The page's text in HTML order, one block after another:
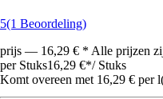
5(1 Beoordeling)
prijs — 16,29 € * Alle prijzen
per Stuks16,29 €*/ Stuks
Komt overeen met 16,29 € per l